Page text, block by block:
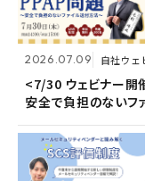
2026.07.09 自社ウェ
<7/30 ウェビナー開
安全で負担のないフ
2026.07.09 自社ウェ
<7/30 ウェビナー開
安全で負担のないフ
2026.06.09 自社ウ
＜6/30ウェビナー開